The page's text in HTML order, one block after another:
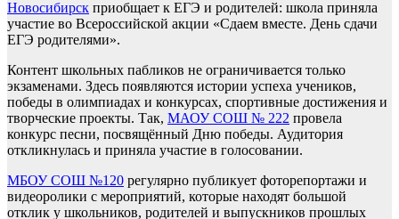
Новосибирск приобщает к ЕГЭ и родителей: школа приняла
участие во Всероссийской акции «Сдаем вместе. День сдачи
ЕГЭ родителями».
Контент школьных пабликов не ограничивается только
экзаменами. Здесь появляются истории успеха учеников,
победы в олимпиадах и конкурсах, спортивные достижения и
творческие проекты. Так, МАОУ СОШ № 222 провела
конкурс песни, посвящённый Дню победы. Аудитория
откликнулась и приняла участие в голосовании.
МБОУ СОШ №120 регулярно публикует фоторепортажи и
видеоролики с мероприятий, которые находят большой
отклик у школьников, родителей и выпускников прошлых